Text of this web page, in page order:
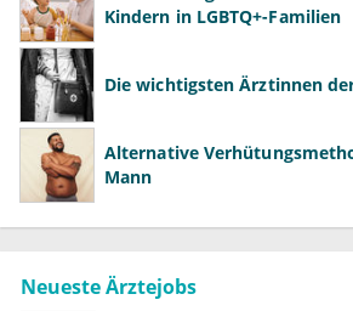
Kindern in LGBTQ+-Familien
Die wichtigsten Ärztinnen
Alternative
Mann
Neueste Ärztejobs